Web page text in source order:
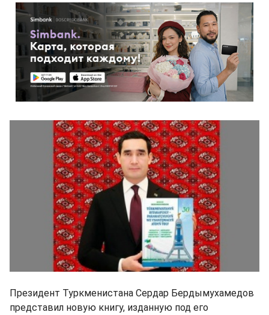
Президент Туркменистана Сердар Бердымухамедов
представил новую книгу, изданную под его